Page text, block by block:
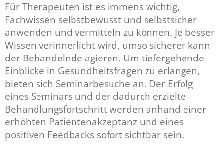
Für Therapeuten ist es immens wichtig,
Fachwissen selbstbewusst und selbstsicher
anwenden und vermitteln zu können. Je besser
Wissen verinnerlicht wird, umso sicherer kann
der Behandelnde agieren. Um tiefergehende
Einblicke in Gesundheitsfragen zu erlangen,
bieten sich Seminarbesuche an. Der Erfolg
eines Seminars und der dadurch erzielte
Behandlungsfortschritt werden anhand einer
erhöhten Patientenakzeptanz und eines
positiven Feedbacks sofort sichtbar sein.